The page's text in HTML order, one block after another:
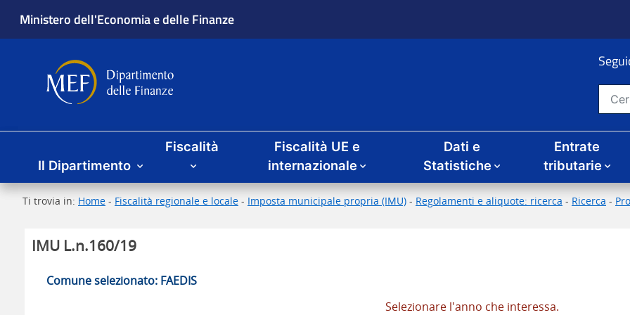
Ministero dell'Economia e delle Finanze
Dipartimento delle Finanze Cerca nel
Menu principale
Il Dipartimento
Fiscalità
Fiscalità UE e
internazionale
Dati e
Statistiche
Entrate
tributarie
Ti trovia in: Home - Fiscalità regionale e locale - Imposta municipale propria (IMU) - Regolamenti e aliquote: ricerca - Ricerca -
IMU L.n.160/19
Comune selezionato: FAEDIS
Selezionare l'anno che interessa.